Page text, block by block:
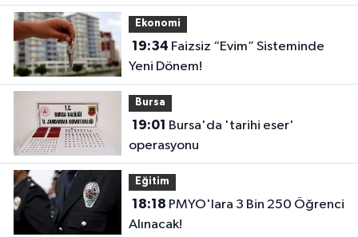
Ekonomi
19:34
Yeni Dönem!
Bursa
19:01
operasyonu
Eğitim
18:18
Alınacak!